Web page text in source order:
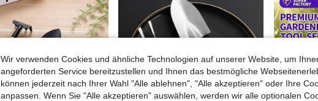
Wir verwenden Cookies und ähnliche Technologien auf unserer Website, um
angeforderten Service bereitzustellen und Ihnen das bestmögliche
können jederzeit nach Ihrer Wahl "Alle ablehnen", "Alle akzeptieren" oder Ihre
anpassen. Wenn Sie "Alle akzeptieren" auswählen, werden wir alle optionalen